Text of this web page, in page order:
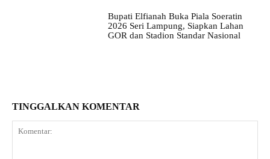
Bupati Elfianah Buka Piala Soeratin
2026 Seri Lampung, Siapkan Lahan
GOR dan Stadion Standar Nasional
TINGGALKAN KOMENTAR